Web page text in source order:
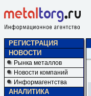
РЕГИСТРАЦИЯ
НОВОСТИ
Рынка металлов
Новости компаний
Информагентства
АНАЛИТИКА